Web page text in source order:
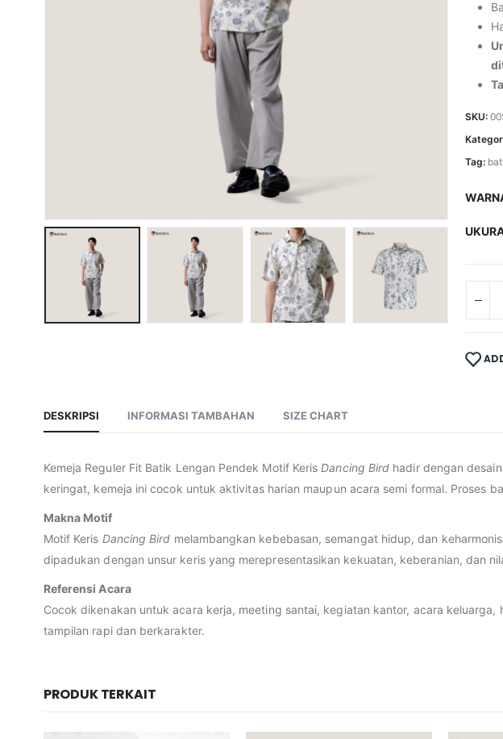
SKU:
Tag:
DESKRIPSI INFORMASI TAMBAHAN SIZE CHART
Kemeja Reguler Fit Batik Lengan Pendek Motif Keris Dancing Bird hadir dengan
keringat, kemeja ini cocok untuk aktivitas harian maupun acara semi formal. Proses
Makna Motif
Motif Keris Dancing Bird melambangkan kebebasan, semangat hidup, dan
dipadukan dengan unsur keris yang merepresentasikan kekuatan, keberanian, dan
Referensi Acara
Cocok dikenakan untuk acara kerja, meeting santai, kegiatan kantor, acara
tampilan rapi dan berkarakter.
PRODUK TERKAIT